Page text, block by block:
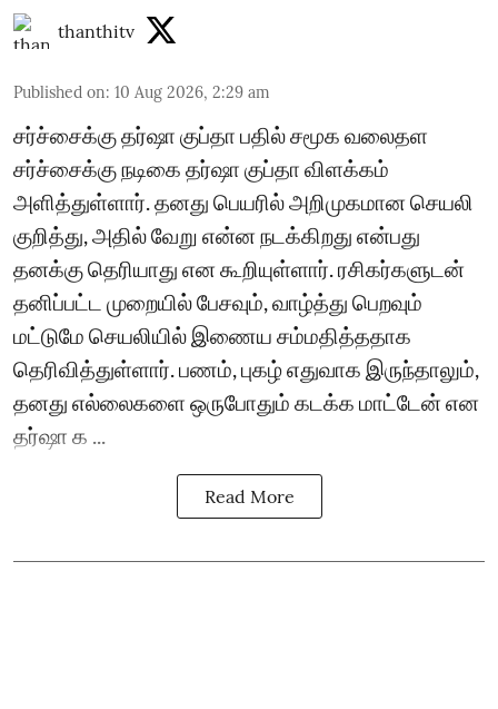
thanthitv
Published on: 10 Aug 2026, 2:29 am
சர்ச்சைக்கு தர்ஷா குப்தா பதில் சமூக வலைதள
சர்ச்சைக்கு நடிகை தர்ஷா குப்தா விளக்கம்
அளித்துள்ளார். தனது பெயரில் அறிமுகமான செயலி
குறித்து, அதில் வேறு என்ன நடக்கிறது என்பது
தனக்கு தெரியாது என கூறியுள்ளார். ரசிகர்களுடன்
தனிப்பட்ட முறையில் பேசவும், வாழ்த்து பெறவும்
மட்டுமே செயலியில் இணைய சம்மதித்ததாக
தெரிவித்துள்ளார். பணம், புகழ் எதுவாக இருந்தாலும்,
தனது எல்லைகளை ஒருபோதும் கடக்க மாட்டேன் என
தர்ஷா க ...
Read More